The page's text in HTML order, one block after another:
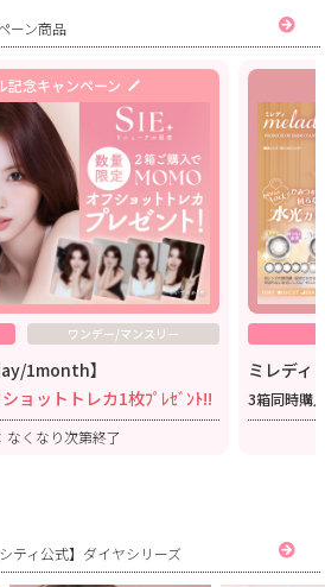
ーン商品
記念キャンペーン
ワンデー/マンスリー
1month】
ョットトレカ1枚ﾌﾟﾚｾﾞﾝﾄ!!
なくなり次第終了
ミレディ
3箱同時購
シティ公式】ダイヤシリーズ